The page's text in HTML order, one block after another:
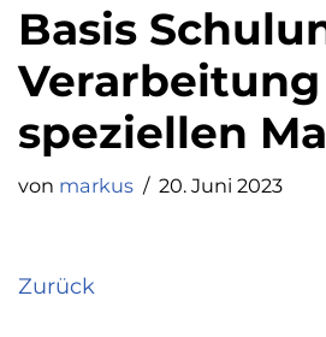
Basis
speziellen
von markus 20. Juni 2023
Zurück